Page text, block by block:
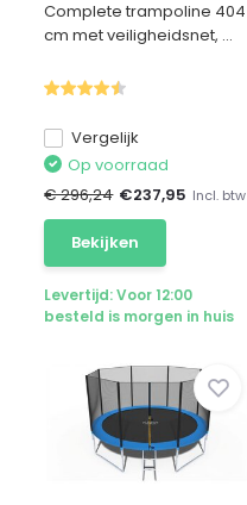
Complete trampoline 404
cm met veiligheidsnet, ...
Vergelijk
Op voorraad
€ 296,24 €237,95 Incl. btw
Bekijken
Levertijd: Voor 12:00
besteld is morgen in huis